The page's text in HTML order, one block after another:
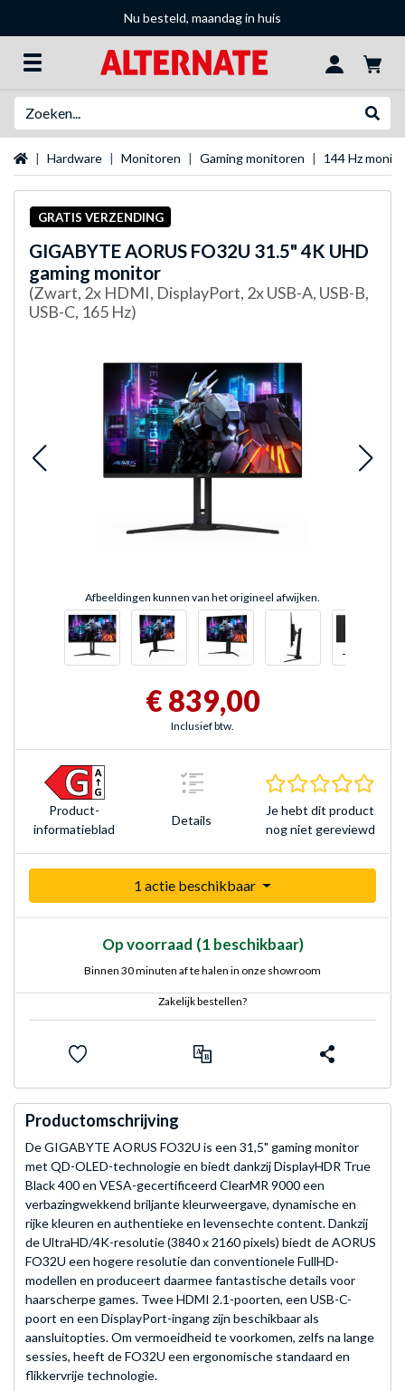
Nu besteld, maandag in huis
Startpagina
Hardware Monitoren Gaming monitoren 144 Hz
GRATIS VERZENDING
GIGABYTEAORUS FO32U 31.5" 4K UHD
gaming monitor
(Zwart, 2x HDMI, DisplayPort, 2x USB-A, USB-B,
USB-C, 165 Hz)
Afbeeldingen kunnen van het origineel afwijken.
€ 839,00
Inclusief btw.
Product­
informatieblad
Details
Je hebt dit product
nog niet gereviewd
1 actie beschikbaar
Op voorraad (1 beschikbaar)
Binnen 30 minuten af te halen in onze showroom
Zakelijk bestellen?
Productomschrijving
De GIGABYTE AORUS FO32U is een 31,5" gaming monitor
met QD-OLED-technologie en biedt dankzij DisplayHDR True
Black 400 en VESA-gecertificeerd ClearMR 9000 een
verbazingwekkend briljante kleurweergave, dynamische en
rijke kleuren en authentieke en levensechte content. Dankzij
de UltraHD/4K-resolutie (3840 x 2160 pixels) biedt de AORUS
FO32U een hogere resolutie dan conventionele FullHD-
modellen en produceert daarmee fantastische details voor
haarscherpe games. Twee HDMI 2.1-poorten, een USB-C-
poort en een DisplayPort-ingang zijn beschikbaar als
aansluitopties. Om vermoeidheid te voorkomen, zelfs na lange
sessies, heeft de FO32U een ergonomische standaard en
flikkervrije technologie.